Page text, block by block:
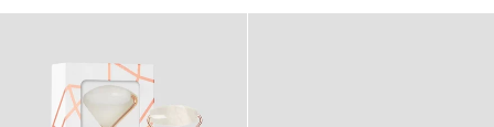
Crystallove
–